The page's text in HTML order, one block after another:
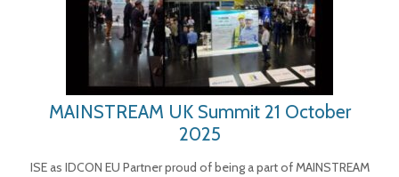
MAINSTREAM UK Summit 21 October
2025
ISE as IDCON EU Partner proud of being a part of MAINSTREAM